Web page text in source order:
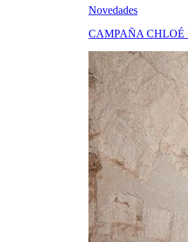
Novedades
CAMPAÑA CHLOÉ